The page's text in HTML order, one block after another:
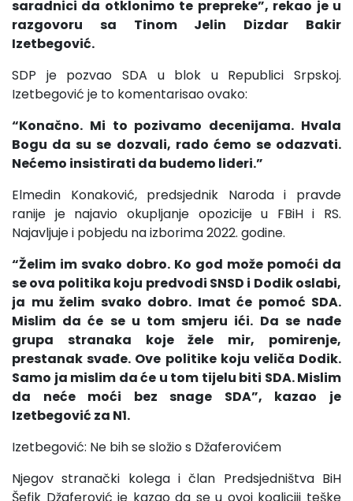
saradnici da otklonimo te prepreke”, rekao je u
razgovoru sa Tinom Jelin Dizdar Bakir
Izetbegović.
SDP je pozvao SDA u blok u Republici Srpskoj.
Izetbegović je to komentarisao ovako:
“Konačno. Mi to pozivamo decenijama. Hvala
Bogu da su se dozvali, rado ćemo se odazvati.
Nećemo insistirati da budemo lideri.”
Elmedin Konaković, predsjednik Naroda i pravde
ranije je najavio okupljanje opozicije u FBiH i RS.
Najavljuje i pobjedu na izborima 2022. godine.
“Želim im svako dobro. Ko god može pomoći da
se ova politika koju predvodi SNSD i Dodik oslabi,
ja mu želim svako dobro. Imat će pomoć SDA.
Mislim da će se u tom smjeru ići. Da se nađe
grupa stranaka koje žele mir, pomirenje,
prestanak svađe. Ove politike koju veliča Dodik.
Samo ja mislim da će u tom tijelu biti SDA. Mislim
da neće moći bez snage SDA”, kazao je
Izetbegović za N1.
Izetbegović: Ne bih se složio s Džaferovićem
Njegov stranački kolega i član Predsjedništva BiH
Šefik Džaferović je kazao da se u ovoj koaliciji teške